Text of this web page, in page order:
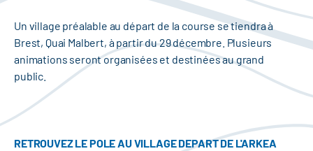
Un village préalable au départ de la course se tiendra à
Brest, Quai Malbert, à partir du 29 décembre. Plusieurs
animations seront organisées et destinées au grand
public.
RETROUVEZ LE POLE AU VILLAGE DEPART DE L'ARKEA